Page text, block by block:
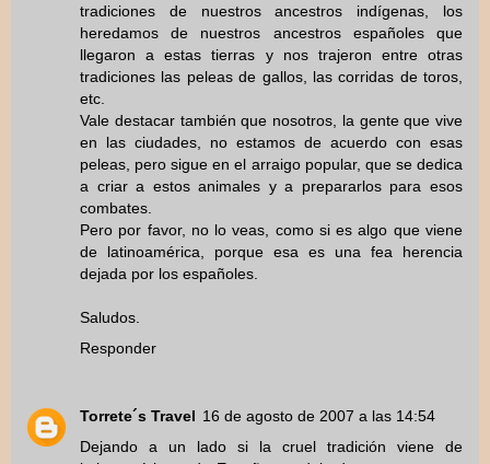
tradiciones de nuestros ancestros indígenas, los
heredamos de nuestros ancestros españoles que
llegaron a estas tierras y nos trajeron entre otras
tradiciones las peleas de gallos, las corridas de toros,
etc.
Vale destacar también que nosotros, la gente que vive
en las ciudades, no estamos de acuerdo con esas
peleas, pero sigue en el arraigo popular, que se dedica
a criar a estos animales y a prepararlos para esos
combates.
Pero por favor, no lo veas, como si es algo que viene
de latinoamérica, porque esa es una fea herencia
dejada por los españoles.
Saludos.
Responder
Torrete´s Travel 16 de agosto de 2007 a las 14:54
Dejando a un lado si la cruel tradición viene de